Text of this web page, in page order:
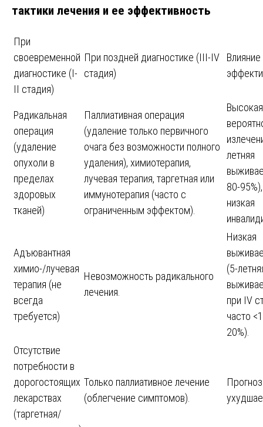
тактики лечения и ее эффективность
При
своевременной
диагностике (I-
II стадия)
При поздней диагностике (III-IV
стадия)
Влияние
Радикальная
операция
(удаление
опухоли в
пределах
здоровых
тканей)
Паллиативная операция
(удаление только первичного
очага без возможности полного
удаления), химиотерапия,
лучевая терапия, таргетная или
иммунотерапия (часто с
ограниченным эффектом).
Высокая
летняя
80-95%),
низкая
Адъювантная
химио-/лучевая
терапия (не
всегда
требуется)
Невозможность радикального
лечения.
Низкая
(5-
при IV
часто
20%).
Отсутствие
потребности в
дорогостоящих
лекарствах
(таргетная/
Только паллиативное лечение
(облегчение симптомов).